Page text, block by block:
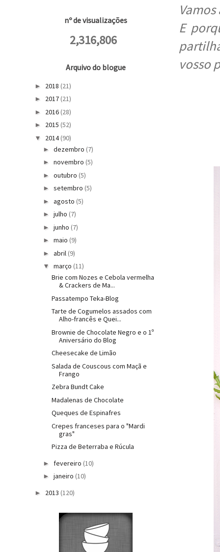
E
vosso
nº de visualizações
2,316,806
Arquivo do blogue
► 2018 (21)
► 2017 (21)
► 2016 (28)
► 2015 (52)
▼ 2014(90)
► dezembro (7)
► novembro (5)
► outubro (5)
► setembro (5)
► agosto (5)
► julho (7)
► junho (7)
► maio (9)
► abril (9)
▼ março (11)
Brie com Nozes e Cebola vermelha
& Crackers de Ma...
Passatempo Teka-Blog
Tarte de Cogumelos assados com
Alho-francês e Quei...
Brownie de Chocolate Negro e o 1º
Aniversário do Blog
Cheesecake de Limão
Salada de Couscous com Maçã e
Frango
Zebra Bundt Cake
Madalenas de Chocolate
Queques de Espinafres
Crepes franceses para o "Mardi
gras"
Pizza de Beterraba e Rúcula
► fevereiro (10)
► janeiro (10)
► 2013 (120)